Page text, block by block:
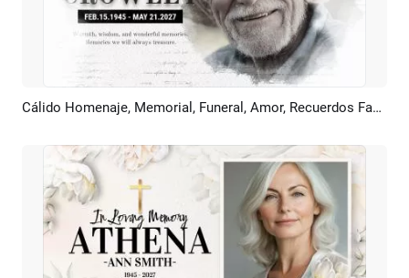
Previsualizar Crear IA Cálido Homenaje, Memorial, Funeral, Amor, Recuerdos Familiares, Collage, Presentación De Fotos